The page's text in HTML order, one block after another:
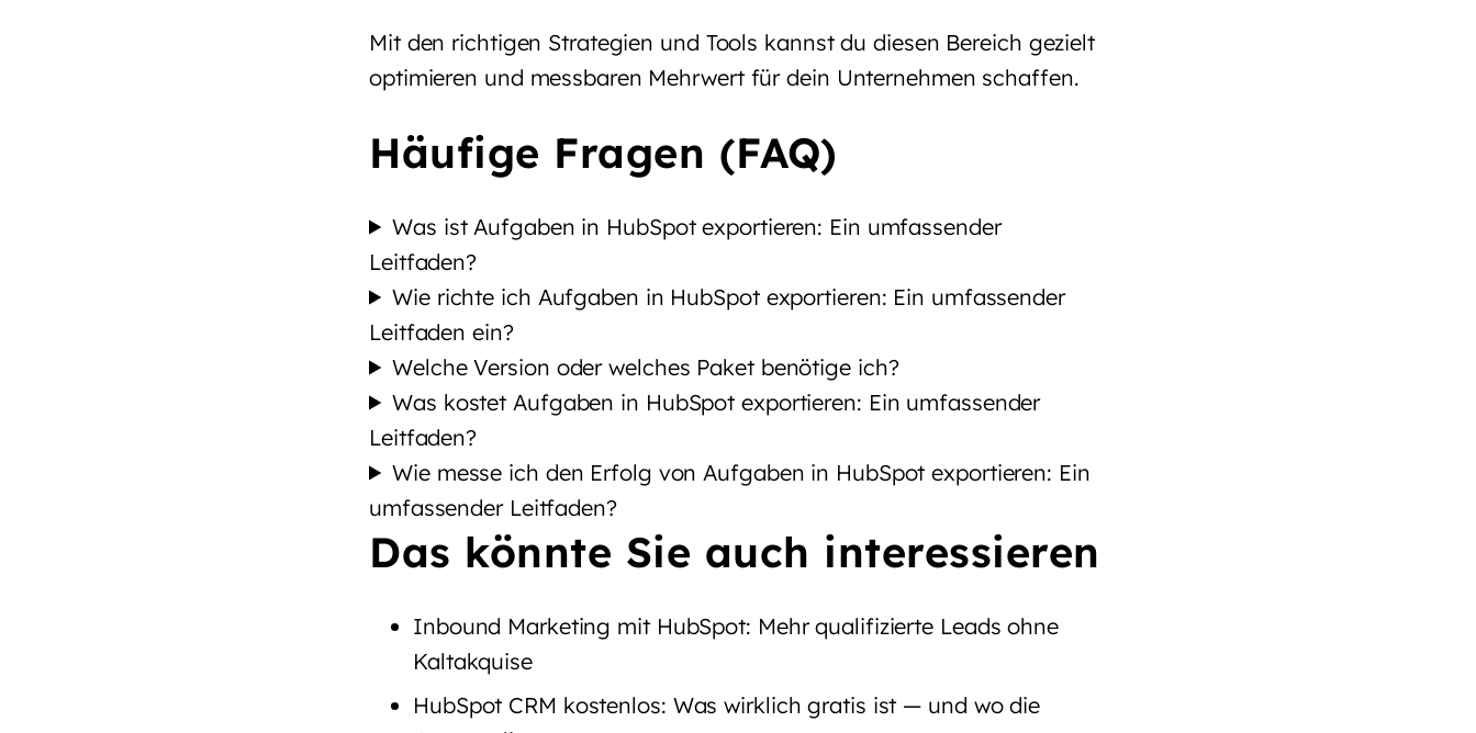
Mit den richtigen Strategien und Tools kannst du diesen Bereich gezielt
optimieren und messbaren Mehrwert für dein Unternehmen schaffen.
Häufige Fragen (FAQ)
Was ist Aufgaben in HubSpot exportieren: Ein umfassender
Leitfaden?
Wie richte ich Aufgaben in HubSpot exportieren: Ein umfassender
Leitfaden ein?
Welche Version oder welches Paket benötige ich?
Was kostet Aufgaben in HubSpot exportieren: Ein umfassender
Leitfaden?
Wie messe ich den Erfolg von Aufgaben in HubSpot exportieren: Ein
umfassender Leitfaden?
Das könnte Sie auch interessieren
Inbound Marketing mit HubSpot: Mehr qualifizierte Leads ohne
Kaltakquise
HubSpot CRM kostenlos: Was wirklich gratis ist — und wo die